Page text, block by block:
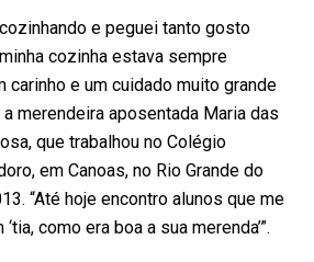
e peguei tanto gosto
cozinha estava sempre
carinho e um cuidado muito grande
a merendeira aposentada Maria das
que trabalhou no Colégio
em Canoas, no Rio Grande do
“Até hoje encontro alunos que me
como era boa a sua merenda’”.